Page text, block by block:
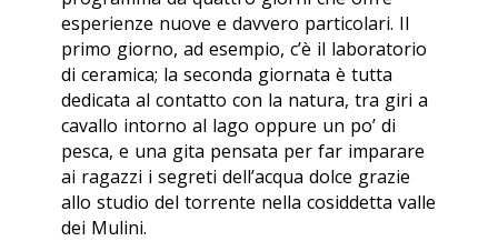
esperienze nuove e davvero particolari. Il
primo giorno, ad esempio, c’è il laboratorio
di ceramica; la seconda giornata è tutta
dedicata al contatto con la natura, tra giri a
cavallo intorno al lago oppure un po’ di
pesca, e una gita pensata per far imparare
ai ragazzi i segreti dell’acqua dolce grazie
allo studio del torrente nella cosiddetta valle
dei Mulini.